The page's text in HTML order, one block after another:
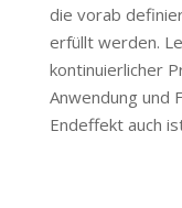
die vorab
erfüllt werden.
kontinuierlicher
Anwendung und
Endeffekt auch